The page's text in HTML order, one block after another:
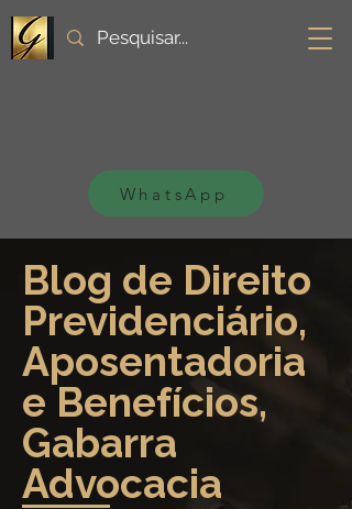
WhatsApp
Blog de Direito
Previdenciário,
Aposentadoria
e Benefícios,
Gabarra
Advocacia